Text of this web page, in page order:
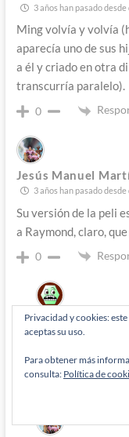
3 años han pasado
Ming volvía y volvía
aparecía uno de sus
a él y criado en otra
transcurría paralelo).
0
Jesús Manuel
3 años han pasado
Su versión de la peli
a Raymond, claro,
0
Roger 3 años
La peli es tan mala
Privacidad y cookies:
aceptas su uso.
Para obtener más
consulta: Política de